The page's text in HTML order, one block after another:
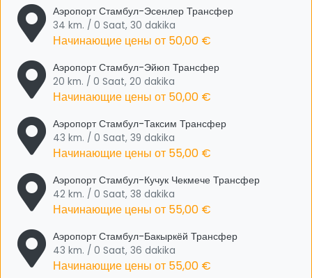
Аэропорт Стамбул-Эсенлер Трансфер
34 km. / 0 Saat, 30 dakika
Начинающие цены от 50,00 €
Аэропорт Стамбул-Эйюп Трансфер
20 km. / 0 Saat, 20 dakika
Начинающие цены от 50,00 €
Аэропорт Стамбул-Таксим Трансфер
43 km. / 0 Saat, 39 dakika
Начинающие цены от 55,00 €
Аэропорт Стамбул-Кучук Чекмече Трансфер
42 km. / 0 Saat, 38 dakika
Начинающие цены от 55,00 €
Аэропорт Стамбул-Бакыркёй Трансфер
43 km. / 0 Saat, 36 dakika
Начинающие цены от 55,00 €